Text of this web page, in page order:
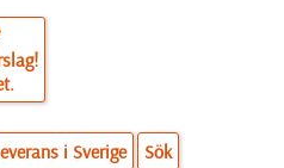
i Sverige Sök